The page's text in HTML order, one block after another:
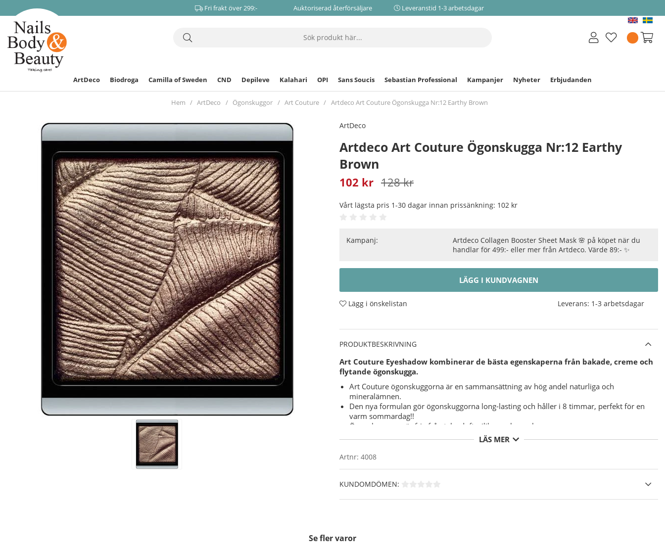
Fri frakt över 299:- Auktoriserad återförsäljare Leveranstid 1-3 arbetsdagar
ArtDeco Biodroga Camilla of Sweden CND Depileve Kalahari OPI Sans Soucis Sebastian Professional Kampanjer Nyheter Erbjudanden
Hem ArtDeco Ögonskuggor Art Couture Artdeco Art Couture Ögonskugga Nr:12 Earthy Brown
ArtDeco
Artdeco Art Couture Ögonskugga Nr:12 Earthy
Brown
128kr
102 kr
Vårt lägsta pris 1-30 dagar innan prissänkning: 102 kr
Kampanj:
Artdeco Collagen Booster Sheet Mask 🌸 på köpet när du
handlar för 499:- eller mer från Artdeco. Värde 89:- ✨
LÄGG I KUNDVAGNEN
Lägg i önskelistan Leverans: 1-3 arbetsdagar
PRODUKTBESKRIVNING
Art Couture Eyeshadow kombinerar de bästa egenskaperna från bakade, creme och
flytande ögonskugga.
Art Couture ögonskuggorna är en sammansättning av hög andel naturliga och
mineralämnen.
Den nya formulan gör ögonskuggorna long-lasting och håller i 8 timmar, perfekt för en
varm sommardag!!
Ögonskuggorna är fria från talg, doft, silikon och parabener.
Användning- Applicera ögonskuggan med en applikator på ögonlocket.
LÄS MER
Artnr: 4008
KUNDOMDÖMEN:
Se fler varor